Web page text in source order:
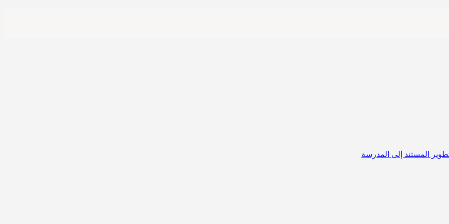
المستند إلى المدرسة